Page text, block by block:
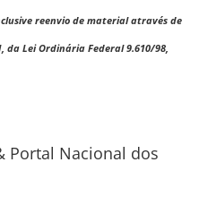
reenvio de material através de
da Lei Ordinária Federal 9.610/98,
Portal Nacional dos